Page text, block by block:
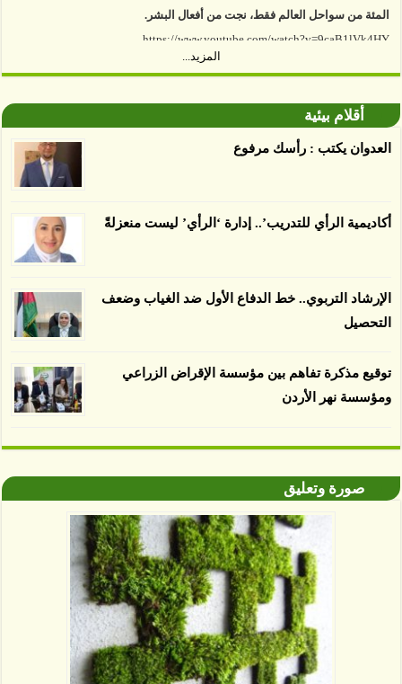
المئة من سواحل العالم فقط، نجت من أفعال البشر.
https://www.youtube.com/watch?v=9caB1lVk4HY
توصل العلماء إلى أن غابات زيت النخيل التي تم
اعتمادها على أنها مستدامة تدمرت بشكل أسرع من
الأرض غير المعتمدة، وذلك حسب دراسة كشفت
الغطاء عن أي ادعاءات تقول بأن الزيت يمكن ألا
صديقة للبيئة 38 في المئة من زراعتها منذ عام 2007،
المزيد...
أقلام بيئية
العدوان يكتب : رأسك مرفوع
أكاديمية الرأي للتدريب’.. إدارة ‘الرأي’ ليست منعزلةً
الإرشاد التربوي.. خط الدفاع الأول ضد الغياب وضعف
التحصيل
توقيع مذكرة تفاهم بين مؤسسة الإقراض الزراعي
ومؤسسة نهر الأردن
صورة وتعليق